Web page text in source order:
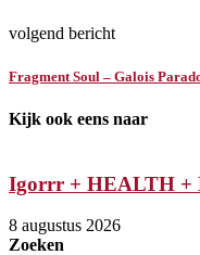
volgend bericht
Fragment Soul – Galois
Kijk ook eens naar
Igorrr + HEALTH +
8 augustus 2026
Zoeken